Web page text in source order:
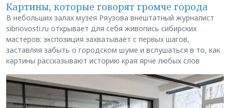
Картины, которые говорят громче города
В небольших залах музея Ряузова внештатный журналист
sibnovosti.ru открывает для себя живопись сибирских
мастеров: экспозиция захватывает с первых шагов,
заставляя забыть о городском шуме и вслушаться в то, как
картины рассказывают историю края ярче любых слов